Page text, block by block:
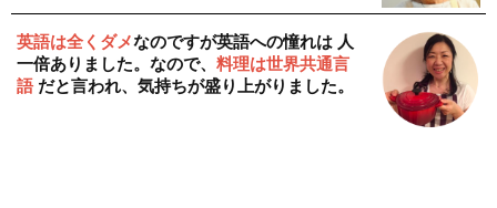
英語は全くダメなのですが英語への憧れは 人
一倍ありました。なので、 料理は世界共通言
語だと言われ、気持ちが盛り上がりました。